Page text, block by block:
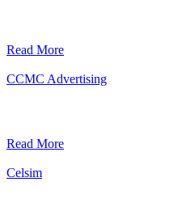
Read More
CCMC Advertising
Read More
Celsim